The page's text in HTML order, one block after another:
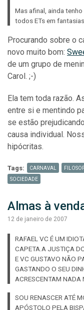
Mas afinal, ainda
todos ETs em
Procurando sobre o
novo muito bom:
de um grupo de
Carol. ;-)
Ela tem toda razão.
entre si e mentindo
se estão
causa individual.
hipócritas.
Tags: CARNAVAL
SOCIEDADE
Almas à
12 de janeiro de 2007
RAFAEL VC É UM
CAPETA.A JUSTIÇA
E VC GUSTAVO NÃO
GASTANDO O SEU
ACRESCENTAM NADA
SOU RENASCER ATÉ
APÓSTOLO PELA